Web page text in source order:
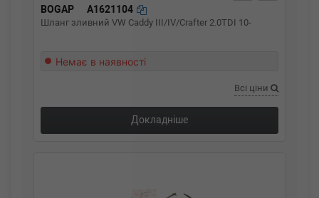
BOGAP A1621104
Шланг зливний VW Caddy III/IV/Crafter 2.0TDI 10-
Немає в наявності
Всі ціни
Докладніше